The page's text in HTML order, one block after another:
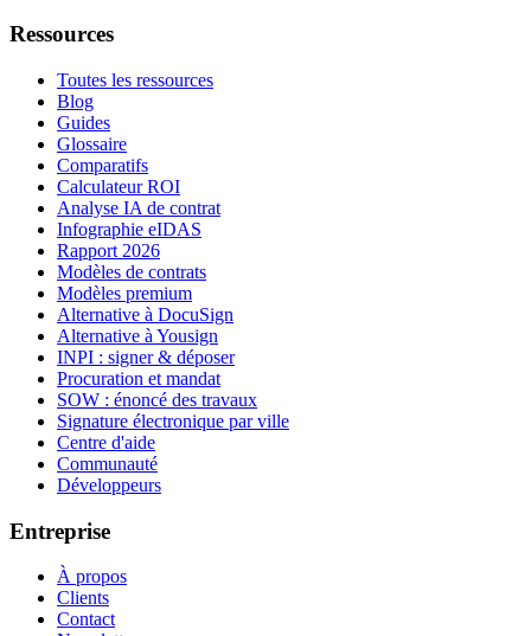
Ressources
Toutes les ressources
Blog
Guides
Glossaire
Comparatifs
Calculateur ROI
Analyse IA de contrat
Infographie eIDAS
Rapport 2026
Modèles de contrats
Modèles premium
Alternative à DocuSign
Alternative à Yousign
INPI : signer & déposer
Procuration et mandat
SOW : énoncé des travaux
Signature électronique par ville
Centre d'aide
Communauté
Développeurs
Entreprise
À propos
Clients
Contact